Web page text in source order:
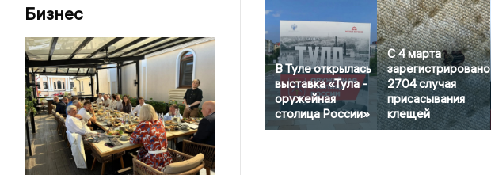
Бизнес
В Туле открылась
выставка «Тула -
оружейная
столица России»
С 4 марта
зарегистрировано
2704 случая
присасывания
клещей